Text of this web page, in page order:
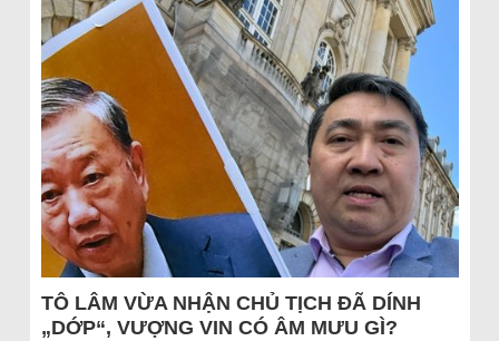
TÔ LÂM VỪA NHẬN CHỦ TỊCH ĐÃ DÍNH
„DỚP“, VƯỢNG VIN CÓ ÂM MƯU GÌ?